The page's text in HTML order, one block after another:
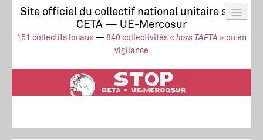
Site officiel du collectif national unitaire stop
CETA — UE-Mercosur
151 collectifs locaux — 840 collectivités « hors TAFTA » ou en
vigilance
Actus
UE-Mercosur
Stop à l’impunité !
TAFTA
CETA
Collectif